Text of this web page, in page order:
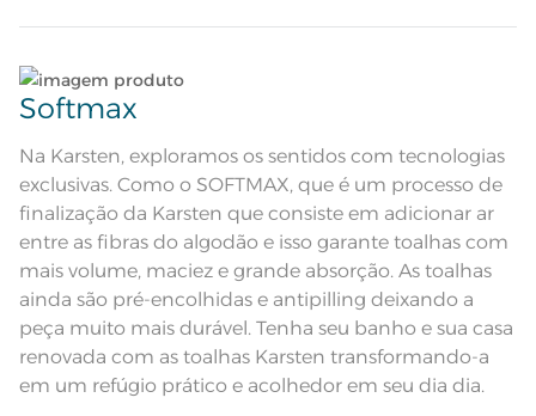
piquet com barra decorativa de
Composição
Cor Verde Miragem
Itens Inclusos 1 Toalha de Rosto
Medida 48cm x 70cm
Acabamento
Toque macio; Ótima absorção; Pré-
encolhido; Antipiling; Corpo em
piquet; Tecnologia Softmax
Lave tipos de tecidos distintos separadamente;
ciclo;
Lave as peças no ciclo leve, suave ou delicado de
sua lavadora;
Enxágue as peças com bastante água;
Utilize a quantidade mínima de amaciante e sabão;
Ao pendurar as toalhas, recomenda-se sacudi-las
Softmax
Na Karsten, exploramos os sentidos com tecnologias
exclusivas. Como o SOFTMAX, que é um processo de
finalização da Karsten que consiste em adicionar ar
entre as fibras do algodão e isso garante toalhas com
mais volume, maciez e grande absorção. As toalhas
ainda são pré-encolhidas e antipilling deixando a
peça muito mais durável. Tenha seu banho e sua casa
renovada com as toalhas Karsten transformando-a
em um refúgio prático e acolhedor em seu dia dia.